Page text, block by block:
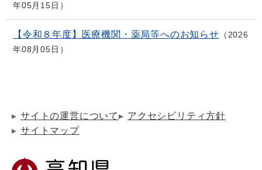
年05月15日
【令和８年度】医療機関・薬局等へのお知らせ
2026
年08月05日
サイトの運営について
アクセシビリティ方針
サイトマップ